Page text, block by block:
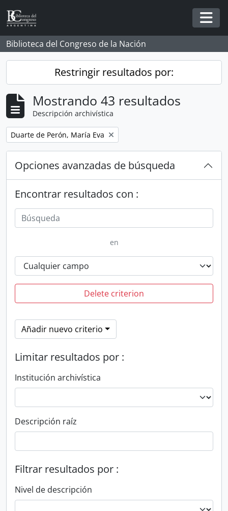
Skip to main content
Biblioteca del Congreso de la Nación
Restringir resultados por:
Mostrando 43 resultados
Descripción archivística
Remove filter:
Duarte de Perón, María Eva
Opciones avanzadas de búsqueda
Encontrar resultados con :
en
Delete criterion
Añadir nuevo criterio
Limitar resultados por :
Institución archivística
Descripción raíz
Filtrar resultados por :
Nivel de descripción